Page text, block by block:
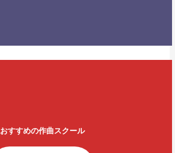
おすすめの作曲スクール